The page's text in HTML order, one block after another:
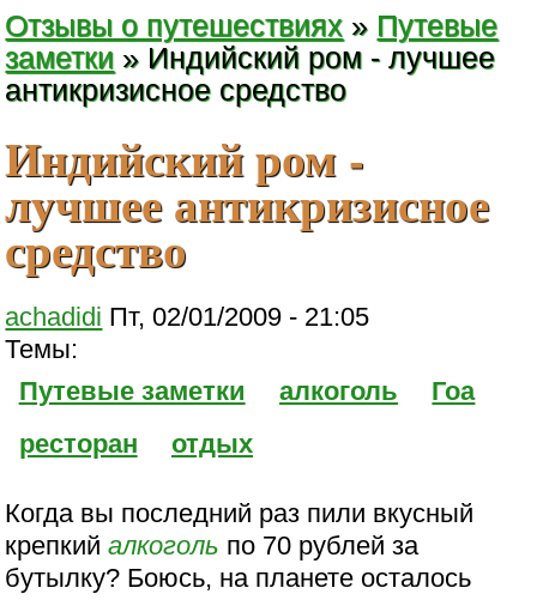
Отзывы о путешествиях » Путевые
заметки » Индийский ром - лучшее
антикризисное средство
Индийский ром -
лучшее антикризисное
средство
achadidi Пт, 02/01/2009 - 21:05
Темы:
Путевые заметки
алкоголь
Гоа
ресторан
отдых
Когда вы последний раз пили вкусный
крепкийалкоголь по 70 рублей за
бутылку? Боюсь, на планете осталось